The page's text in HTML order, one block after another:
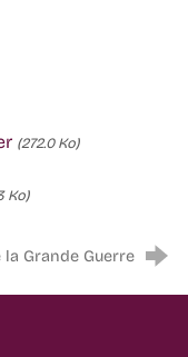
(272.0 Ko)
Ko)
Grande Guerre